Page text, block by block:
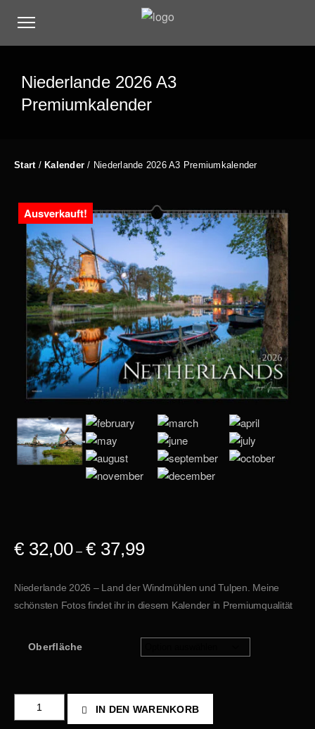
Niederlande 2026 A3
Premiumkalender
Start/ Kalender / Niederlande 2026 A3 Premiumkalender
Ausverkauft!
€ 32,00 – €37,99
Niederlande 2026 – Land der Windmühlen und Tulpen. Meine
schönsten Fotos findet ihr in diesem Kalender in Premiumqualität
Oberfläche
IN DEN WARENKORB